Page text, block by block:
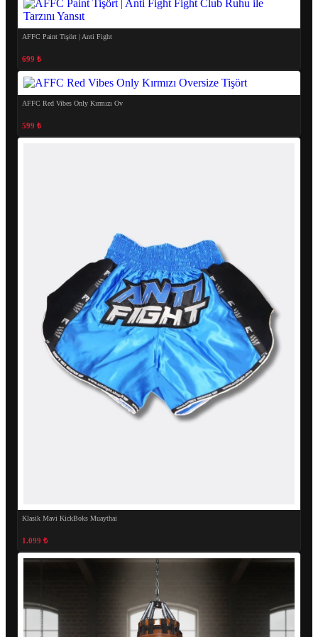
AFFC Paint Tişört | Anti Fight
699 ₺
AFFC Red Vibes Only Kırmızı Ov
599 ₺
Klasik Mavi KickBoks Muaythai
1.099 ₺